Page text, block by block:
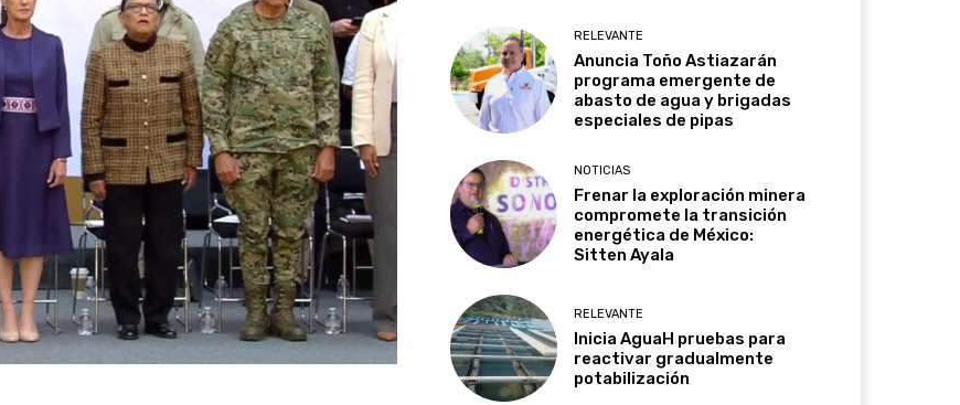
RELEVANTE
Anuncia Toño Astiazarán
programa emergente de
abasto de agua y brigadas
especiales de pipas
NOTICIAS
Frenar la exploración minera
compromete la transición
energética de México:
Sitten Ayala
RELEVANTE
Inicia AguaH pruebas para
reactivar gradualmente
potabilización